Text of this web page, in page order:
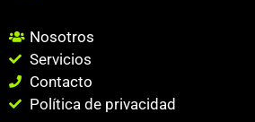
Nosotros
Servicios
Contacto
Política de privacidad